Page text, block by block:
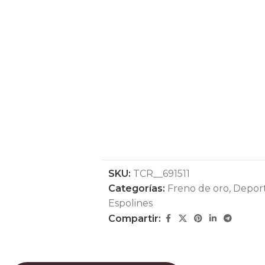
SKU: TCR__691511
Categorías: Freno de oro,
Espolines
Compartir: